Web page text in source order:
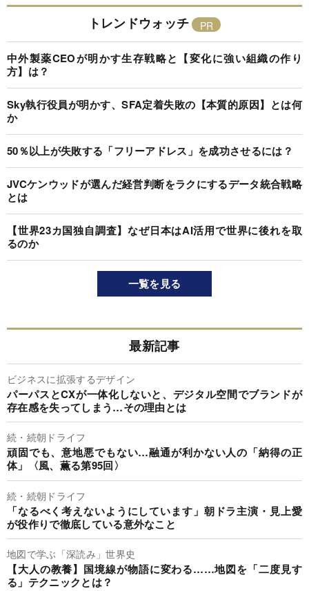
トレンドウォッチ
中外製薬CEOが明かす生存戦略と【変化に強い組織の作り
方】は？
Sky執行役員が明かす、SFA定着失敗の【本質的原因】とは何
か
50％以上が失敗する「フリーアドレス」を成功させるには？
JVCケンウッドが選んだ経営判断をラクにするデータ統合戦略
とは
【世界23カ国独自調査】なぜ日本はAI活用で世界に後れを取
るのか
一覧を見る
最新記事
ビジネスに拡張するデザイン
パーパスとCXが一体化しないと、デジタル空間でブランドが
存在感を失ってしまう…その理由とは
続・続朝ドライフ
頑固でも、意地悪でもない…融通が利かない人の「納得の正
体」〈風、薫る第95回〉
続・続朝ドライフ
「なるべく考えないようにしています」朝ドラ主演・見上愛
が役作りで徹底している意外なこと
地図で学ぶ「深読み」世界史
【大人の教養】国境線が物語に変わる……地図を「二度見す
る」テクニックとは？